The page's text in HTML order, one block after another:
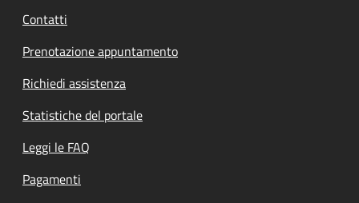
Contatti
Prenotazione appuntamento
Richiedi assistenza
Statistiche del portale
Leggi le FAQ
Pagamenti